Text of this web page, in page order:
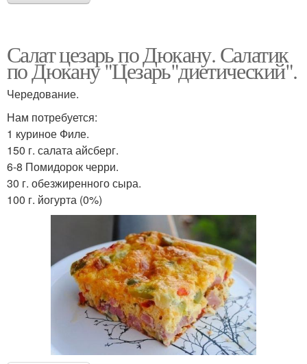
Салат цезарь по Дюкану. Салатик
по Дюкану "Цезарь"диетический".
Чередование.
Нам потребуется:
1 куриное Филе.
150 г. салата айсберг.
6-8 Помидорок черри.
30 г. обезжиренного сыра.
100 г. йогурта (0%)